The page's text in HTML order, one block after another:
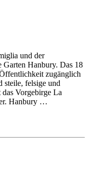
und der
Garten Hanbury. Das 18
zugänglich
steile, felsige und
Vorgebirge La
Hanbury …